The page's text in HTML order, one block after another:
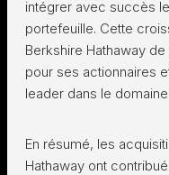
intégrer avec succès
portefeuille. Cette
Berkshire Hathaway
pour ses actionnaires
leader dans le
En résumé, les
Hathaway ont